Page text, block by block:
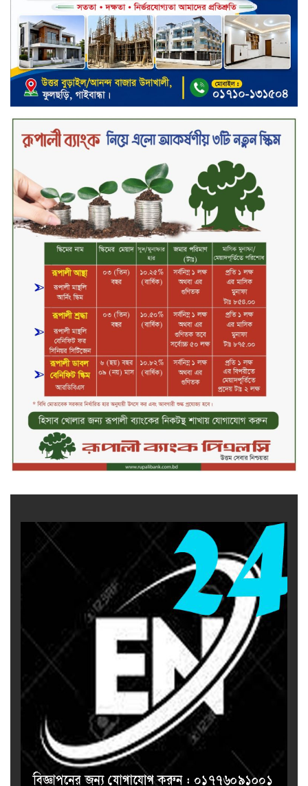
সপ্তাহের শেষ কার্যদিবসে লেনদেনের
তালিকায় শীর্ষে উঠে এসেছে শার্প
ইন্ডাস্ট্রিজ
সপ্তাহের শেষ কার্যদিবসে দরপতনের
শীর্ষে সেনা ইন্স্যুরেন্স
সপ্তাহের শেষ কার্যদিবসে দরবৃদ্ধির শীর্ষে
নিটল ইন্স্যুরেন্স
সিলেটের ওসমানীনগরে দুই বাসের
মুখোমুখি সংঘর্ষে ৮ জন নিহত
২০২৯ সালের মধ্যে বাংলাদেশের
সবচেয়ে বিশ্বস্ত, টেকসই ও ক্যাশলেস
ব্যাংক হওয়ার লক্ষ্য নিয়ে ‘ভিশন ২০২৯’
উন্মোচন করল কমিউনিটি ব্যাংক
বাংলাদেশ পিএলসি